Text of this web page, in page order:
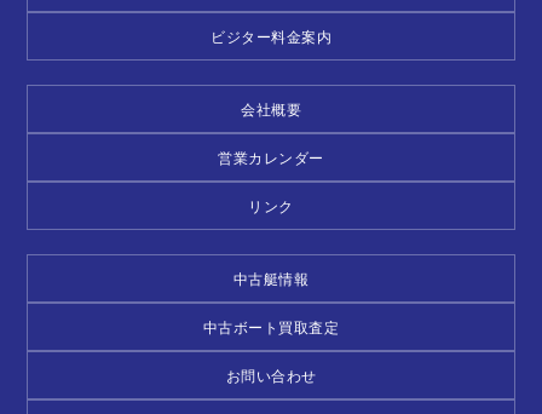
ビジター料金案内
会社概要
営業カレンダー
リンク
中古艇情報
中古ボート買取査定
お問い合わせ